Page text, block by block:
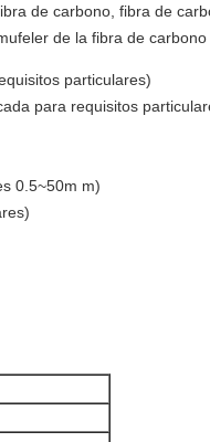
de carbono, fibra de
de la fibra de carbono
particulares)
para requisitos
0.5~50m m)